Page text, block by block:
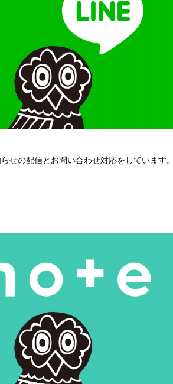
せの配信とお問い合わせ対応をしています